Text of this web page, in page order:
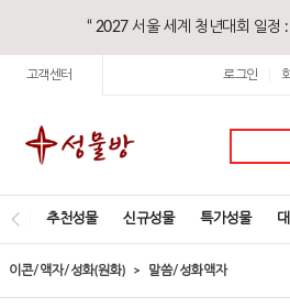
“ 2027 서울 세계 청년대회 일정
고객센터 로그인
추천성물 신규성물 특가성물
이콘/액자/성화(원화) 말씀/성화액자